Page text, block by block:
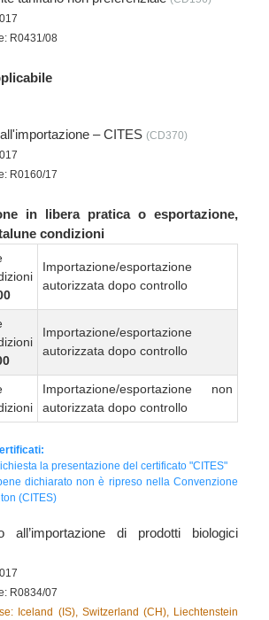
R0431/08
– CITES (CD370)
R0160/17
in libera pratica o esportazione,
condizioni
Importazione/esportazione
autorizzata dopo controllo
Importazione/esportazione
autorizzata dopo controllo
Importazione/esportazione non
autorizzata dopo controllo
la presentazione del certificato "CITES"
dichiarato non è ripreso nella Convenzione
(CITES)
all’importazione di prodotti biologici
R0834/07
Iceland (IS), Switzerland (CH), Liechtenstein